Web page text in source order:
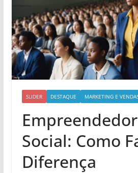
SLIDER DESTAQUE MARKETING E
Social: Como
Diferença